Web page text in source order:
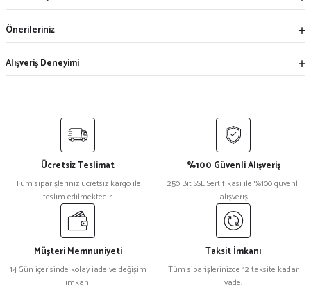
Önerileriniz
Alışveriş Deneyimi
Ücretsiz Teslimat
Tüm siparişleriniz ücretsiz kargo ile
teslim edilmektedir.
%100 Güvenli Alışveriş
250 Bit SSL Sertifikası ile %100 güvenli
alışveriş
Müşteri Memnuniyeti
14 Gün içerisinde kolay iade ve değişim
imkanı
Taksit İmkanı
Tüm siparişlerinizde 12 taksite kadar
vade!